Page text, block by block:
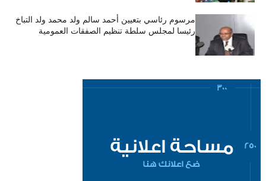
مرسوم رئاسي بتعيين أحمد سالم ولد محمد ولد التباخ
رئيسا لمجلس سلطة تنظيم الصفقات العمومية